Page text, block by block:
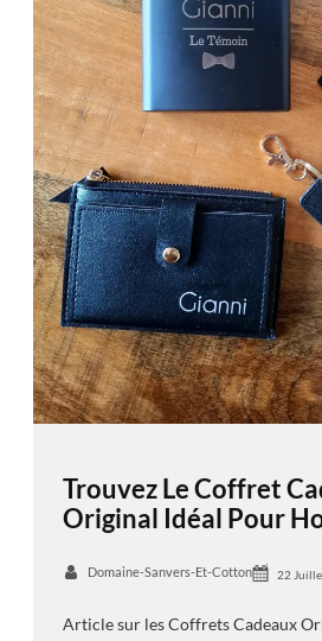
Trouvez Le Coffret
Original Idéal Pour
Domaine-Sanvers-Et-Cotton 22
Article sur les Coffrets Cadeaux